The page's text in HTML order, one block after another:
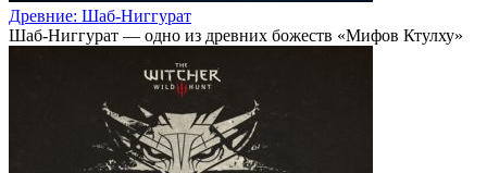
Древние: Шаб-Ниггурат
Шаб-Ниггурат — одно из древних божеств «Мифов Ктулху»